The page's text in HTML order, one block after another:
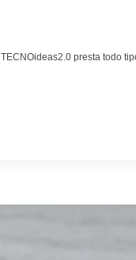
TECNOideas2.0 presta todo
Noticias tecnológicas.